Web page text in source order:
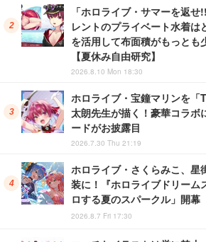
「ホロライブ・サマーを返
レントのプライベート水着
を活用して布面積がもっとも
【夏休み自由研究】
2026.8.10 Mon 18:30
ホロライブ・宝鐘マリンを
太朗先生が描く！豪華コラボ
ードがお披露目
2026.7.30 Thu 21:19
ホロライブ・さくらみこ、星
装に！『ホロライブドリーム
ロする夏のスパークル」開幕
2026.8.7 Fri 17:30